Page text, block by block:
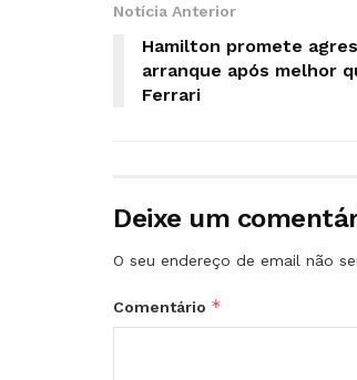
Notícia Anterior
Hamilton promete
arranque após melhor
Ferrari
Deixe um
O seu endereço de email não
Comentário *